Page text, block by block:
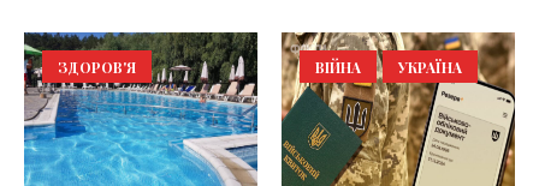
ЗДОРОВ'Я ВІЙНА УКРАЇНА